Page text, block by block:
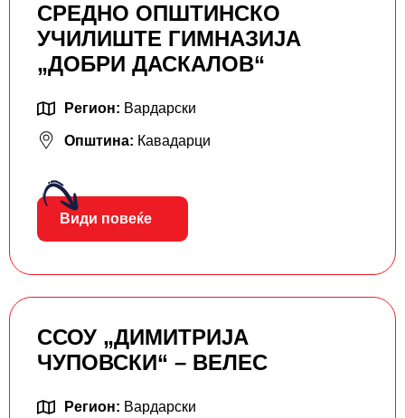
СРЕДНО ОПШТИНСКО
УЧИЛИШТЕ ГИМНАЗИЈА
„ДОБРИ ДАСКАЛОВ“
Регион: Вардарски
Општина: Кавадарци
Види повеќе
ССОУ „ДИМИТРИЈА
ЧУПОВСКИ“ – ВЕЛЕС
Регион: Вардарски